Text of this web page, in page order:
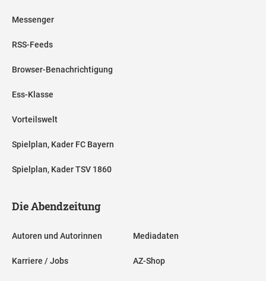
Messenger
RSS-Feeds
Browser-Benachrichtigung
Ess-Klasse
Vorteilswelt
Spielplan, Kader FC Bayern
Spielplan, Kader TSV 1860
Die Abendzeitung
Autoren und Autorinnen
Karriere / Jobs
Mediadaten
AZ-Shop